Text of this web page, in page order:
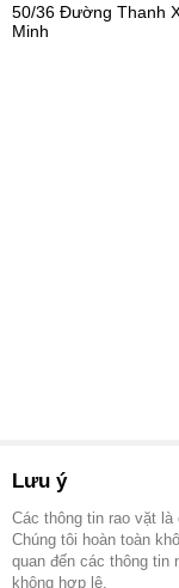
50/36 Đường Thanh
Minh
Lưu ý
Các thông tin rao vặt
Chúng tôi hoàn toàn
quan đến các thông tin
không hợp lệ.